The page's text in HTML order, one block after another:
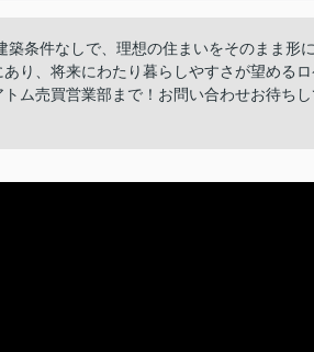
条件なしで、理想の住まいをそのまま形に
り、将来にわたり暮らしやすさが望めるロ
ム売買営業部まで！お問い合わせお待ちし